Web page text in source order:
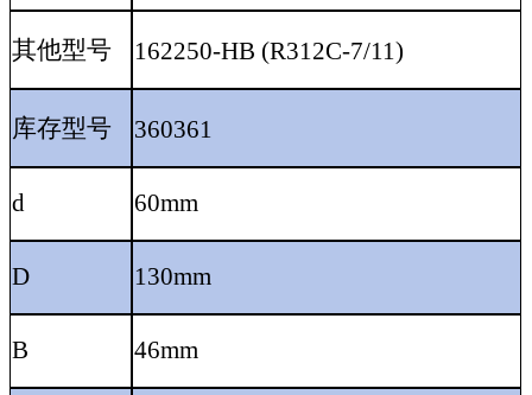
其他型号 162250-HB (R312C-7/11)
库存型号 360361
d 60mm
D 130mm
B 46mm